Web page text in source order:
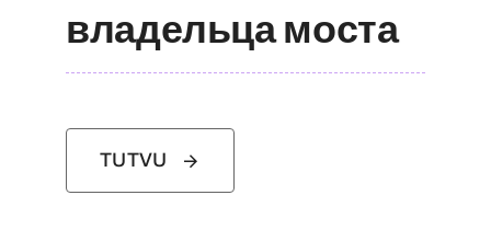
владельца моста
TUTVU